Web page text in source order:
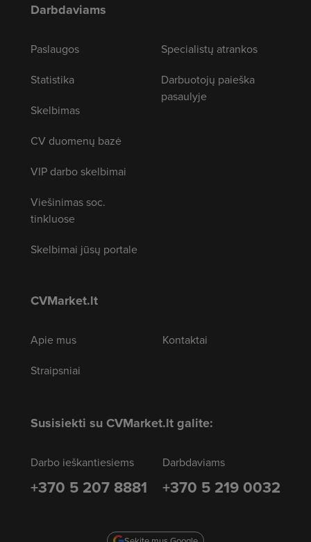
Darbdaviams
Paslaugos
Statistika
Skelbimas
CV duomenų bazė
VIP darbo skelbimai
Viešinimas soc.
tinkluose
Skelbimai jūsų portale
Specialistų atrankos
Darbuotojų paieška
pasaulyje
CVMarket.lt
Apie mus
Straipsniai
Kontaktai
Susisiekti su CVMarket.lt galite:
Darbo ieškantiesiems
+370 5 207 8881
Darbdaviams
+370 5 219 0032